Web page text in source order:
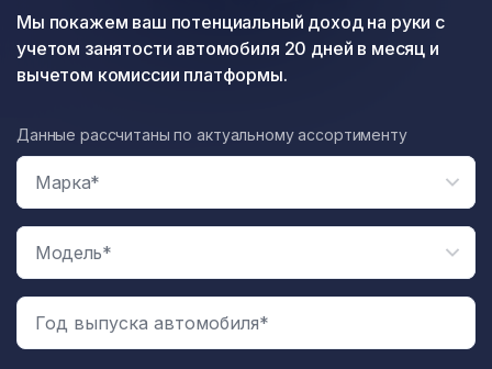
Мы покажем ваш потенциальный доход на руки с
учетом занятости автомобиля 20 дней в месяц и
вычетом комиссии платформы.
Год выпуска автомобиля*
Данные рассчитаны по актуальному ассортименту